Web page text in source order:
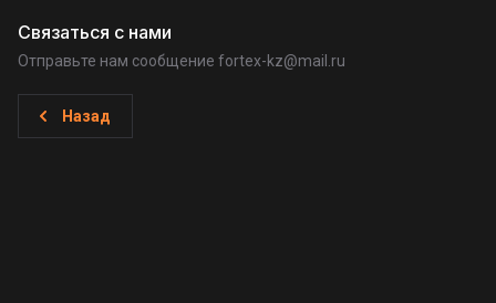
Связаться с нами
Отправьте нам сообщение fortex-kz@mail.ru
Назад